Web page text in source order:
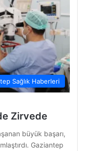
Sağlık Haberleri
Zirvede
büyük başarı,
Gaziantep